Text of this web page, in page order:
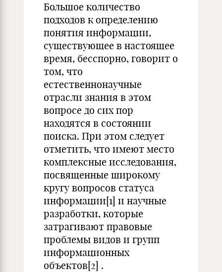
Большое количество
подходов к определению
понятия информации,
существующее в настоящее
время, бесспорно, говорит о
том, что
естественнонаучные
отрасли знания в этом
вопросе до сих пор
находятся в состоянии
поиска. При этом следует
отметить, что имеют место
комплексные исследования,
посвященные широкому
кругу вопросов статуса
информации[1] и научные
разработки, которые
затрагивают правовые
проблемы видов и групп
информационных
объектов[2] .